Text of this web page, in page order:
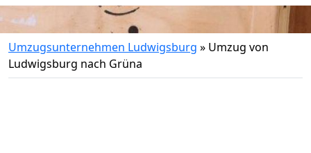
Umzugsunternehmen Ludwigsburg » Umzug von
Ludwigsburg nach Grüna